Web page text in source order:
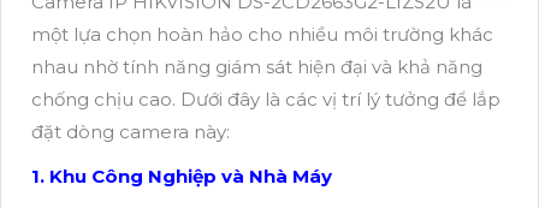
một lựa chọn hoàn hảo cho nhiều môi trường khác
nhau nhờ tính năng giám sát hiện đại và khả năng
chống chịu cao. Dưới đây là các vị trí lý tưởng để lắp
đặt dòng camera này:
1. Khu Công Nghiệp và Nhà Máy